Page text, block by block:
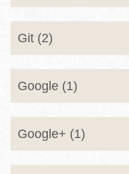
Git (2)
Google (1)
Google+ (1)